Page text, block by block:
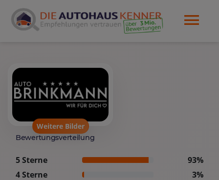
Weitere Bilder
Bewertungsverteilung
5 Sterne
93%
4 Sterne
3%